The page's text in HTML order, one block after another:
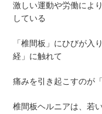
激しい運動や労働によ
している
「椎間板」にひびが入
経」に触れて
痛みを引き起こすのが
椎間板ヘルニアは、若